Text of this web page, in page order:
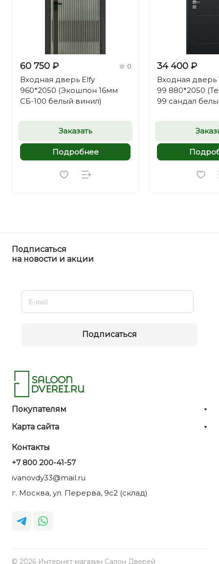
60 750 ₽ 0
Входная дверь Elfy
960*2050 (Экошпон 16мм
СБ-100 белый винил)
Заказать
Подробнее
34 400 ₽
Входная дверь
99 880*2050
99 сандал
Подписаться
на новости и акции
Подписаться
Покупателям
Карта сайта
Контакты
+7 800 200-41-57
ivanovdy33@mail.ru
г. Москва, ул. Перерва, 9с2 (склад)
© 2026 Интернет магазин Салон Дверей